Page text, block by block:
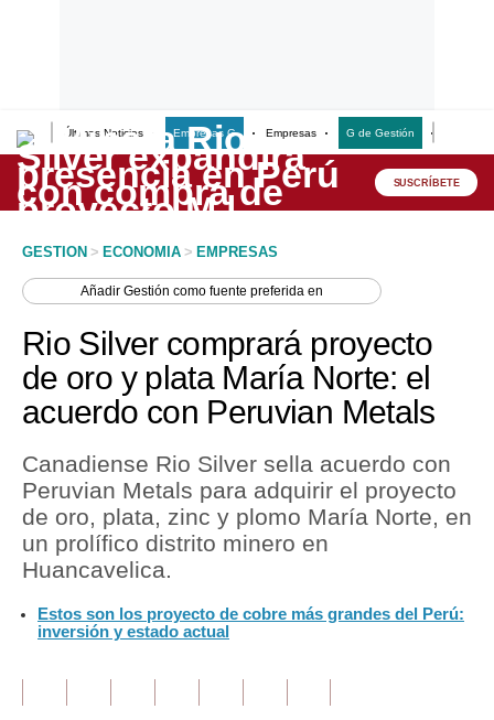
Últimas Noticias Empresas G Empresas G de Gestión
Lo último
Peru Quiosco
Economía
Mercados
Política
Finanzas Personales
Inmobiliarias
Opinión
SUSCRÍBETE
GESTION > ECONOMIA > EMPRESAS
AñadirGestión como fuente preferida en
Rio Silver comprará proyecto
de oro y plata María Norte: el
acuerdo con Peruvian Metals
Canadiense Rio Silver sella acuerdo con
Peruvian Metals para adquirir el proyecto
de oro, plata, zinc y plomo María Norte, en
un prolífico distrito minero en
Huancavelica.
Estos son los proyecto de cobre más grandes del Perú:
inversión y estado actual